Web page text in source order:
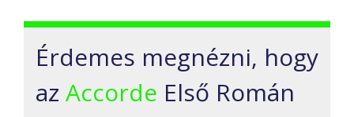
Érdemes megnézni, hogy
az Accorde Első Román